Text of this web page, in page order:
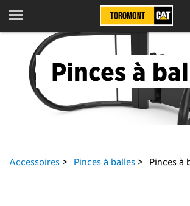
Menu
Pinces à
Accessoires Pinces à balles Pinces à